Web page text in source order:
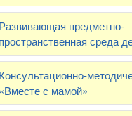
предметно-
среда
с мамой»